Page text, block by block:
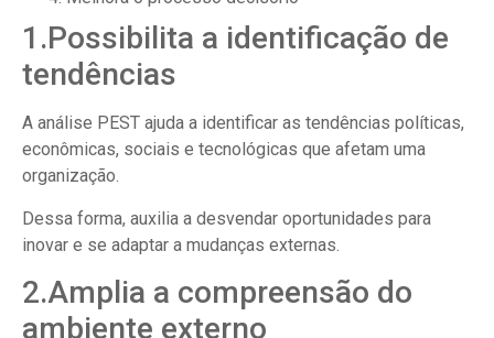
1.Possibilita a identificação de
tendências
A análise PEST ajuda a identificar as tendências políticas,
econômicas, sociais e tecnológicas que afetam uma
organização.
Dessa forma, auxilia a desvendar oportunidades para
inovar e se adaptar a mudanças externas.
2.Amplia a compreensão do
ambiente externo